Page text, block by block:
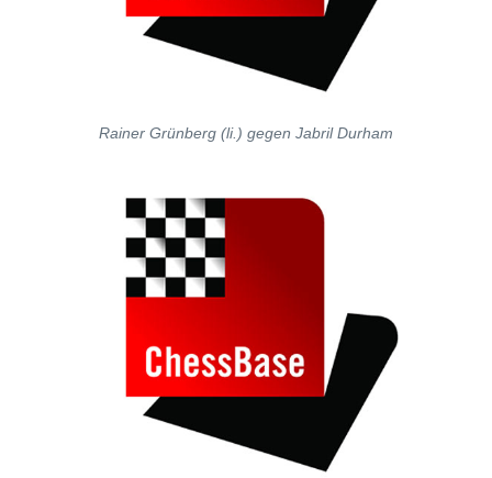
Rainer Grünberg (li.) gegen Jabril Durham